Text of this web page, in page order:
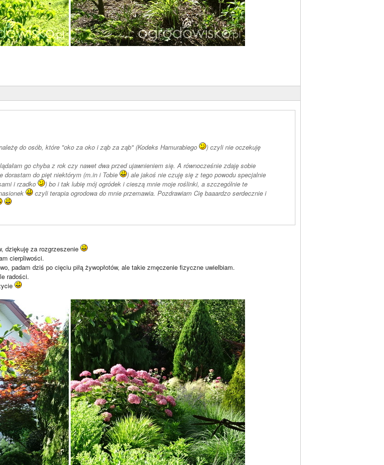
do osób, które "oko za oko i ząb za ząb" (Kodeks Hamurabiego
) czyli nie oczekuję
go chyba z rok czy nawet dwa przed ujawnieniem się. A równocześnie zdaję sobie
dorastam do pięt niektórym (m.in i Tobie
) ale jakoś nie czuję się z tego powodu specjalnie
i rzadko
) bo i tak lubię mój ogródek i cieszą mnie moje roślinki, a szczególnie te
czyli terapia ogrodowa do mnie przemawia. Pozdrawiam Cię baaardzo serdecznie i
dziękuję za rozgrzeszenie
cierpliwości.
padam dziś po cięciu piłą żywopłotów, ale takie zmęczenie fizyczne uwielbiam.
radości.